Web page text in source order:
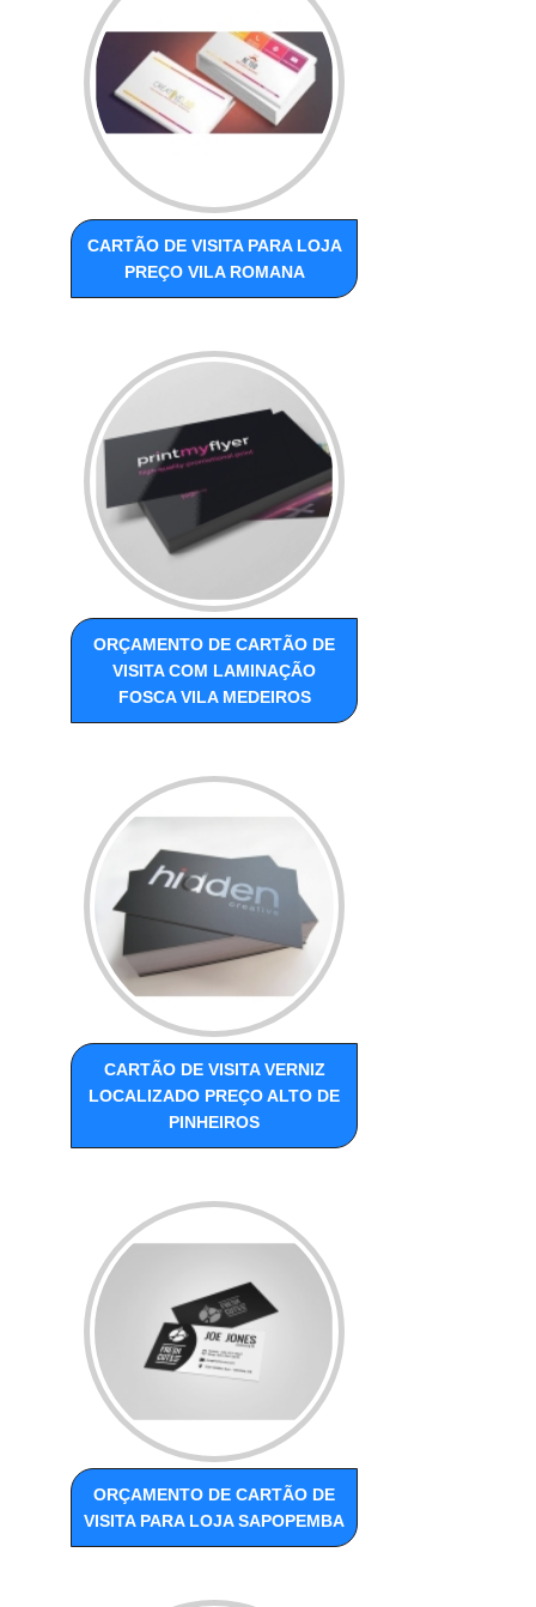
CARTÃO DE VISITA PARA LOJA
PREÇO VILA ROMANA
ORÇAMENTO DE CARTÃO DE
VISITA COM LAMINAÇÃO
FOSCA VILA MEDEIROS
CARTÃO DE VISITA VERNIZ
LOCALIZADO PREÇO ALTO DE
PINHEIROS
ORÇAMENTO DE CARTÃO DE
VISITA PARA LOJA SAPOPEMBA